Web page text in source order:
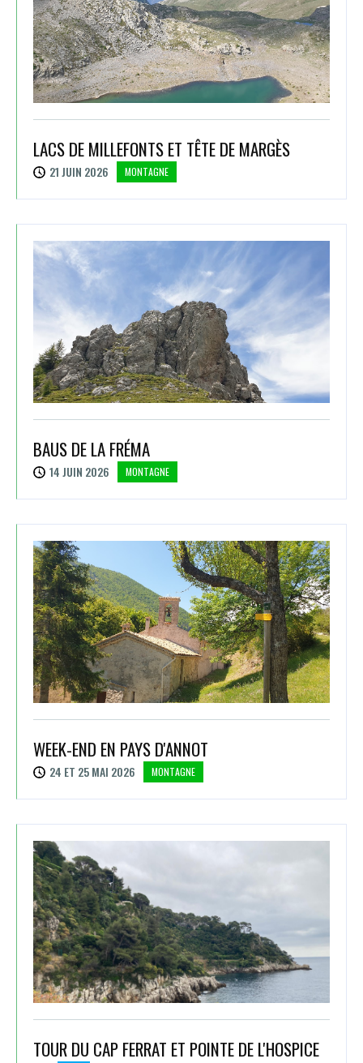
LACS DE MILLEFONTS ET TÊTE DE MARGÈS
21 JUIN 2026 MONTAGNE
BAUS DE LA FRÉMA
14 JUIN 2026 MONTAGNE
WEEK-END EN PAYS D'ANNOT
24 ET 25 MAI 2026 MONTAGNE
TOUR DU CAP FERRAT ET POINTE DE L'HOSPICE